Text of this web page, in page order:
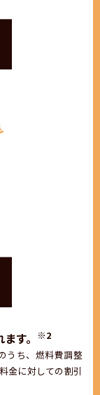
す。 ※2
うち、燃料費調整
金に対しての割引